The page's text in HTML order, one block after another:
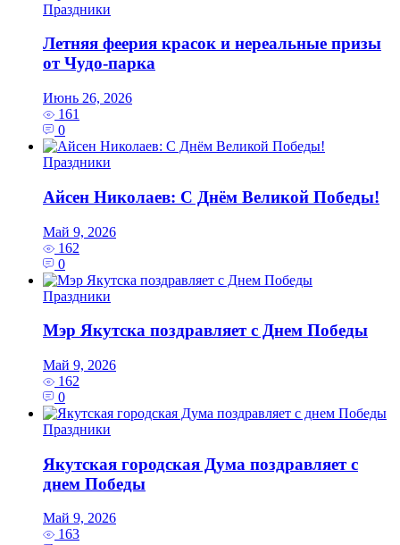
Праздники
Летняя феерия красок и нереальные призы
от Чудо-парка
Июнь 26, 2026
161
0
Праздники
Айсен Николаев: С Днём Великой Победы!
Май 9, 2026
162
0
Праздники
Мэр Якутска поздравляет с Днем Победы
Май 9, 2026
162
0
Праздники
Якутская городская Дума поздравляет с
днем Победы
Май 9, 2026
163